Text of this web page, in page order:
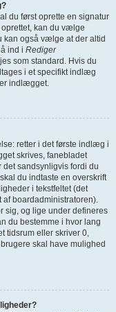
du først oprette en signatur
kan du vælge
også vælge at der altid
ind i Rediger
som standard. Hvis du
i et specifikt indlæg
indlægget.
retter i det første indlæg i
skrives, fanebladet
det sandsynligvis fordi du
du indtaste en overskrift
i tekstfeltet (det
af boardadministratoren).
sig, og lige under defineres
du bestemme i hvor lang
tidsrum eller skriver 0,
skal have mulighed